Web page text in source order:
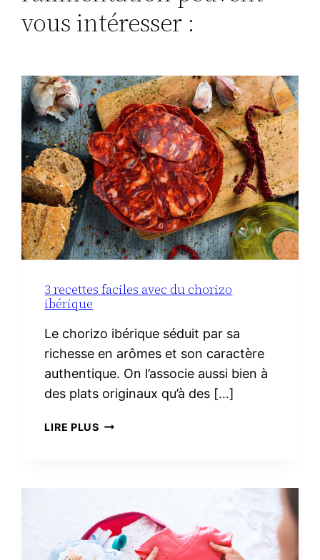
vous intéresser :
3 recettes faciles avec du chorizo
ibérique
Le chorizo ibérique séduit par sa
richesse en arômes et son caractère
authentique. On l’associe aussi bien à
des plats originaux qu’à des […]
LIRE PLUS3
IBÉRIQUE